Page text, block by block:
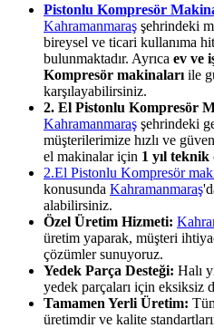
Pistonlu Kompresör
Kahramanmaraş şehrindeki
bireysel ve ticari kullanıma
bulunmaktadır. Ayrıca ev ve
Kompresör makinaları ile
karşılayabilirsiniz.
2. El Pistonlu Kompresör
Kahramanmaraş şehrindeki
müşterilerimize hızlı ve
el makinalar için 1 yıl teknik
2.El Pistonlu Kompresör
konusunda Kahramanmaraş
alabilirsiniz.
Özel Üretim Hizmeti:
üretim yaparak, müşteri
çözümler sunuyoruz.
Yedek Parça Desteği: Halı
yedek parçaları için eksiksiz
Tamamen Yerli Üretim:
üretimdir ve kalite